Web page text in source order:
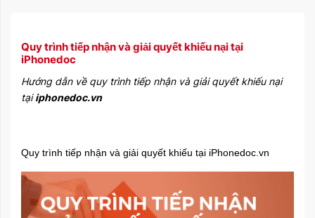
Quy trình tiếp nhận và giải quyết khiếu nại tại
iPhonedoc
Hướng dẫn về quy trình tiếp nhận và giải quyết khiếu nại
tạiiphonedoc.vn
Quy trình tiếp nhận và giải quyết khiếu tại iPhonedoc.vn